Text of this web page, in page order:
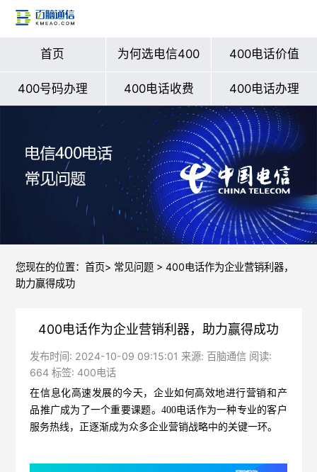
首页 为何选电信400 400电话价值
400号码办理 400电话收费 400电话办理
您现在的位置： 首页> 常见问题> 400电话作为企业营销利器，
助力赢得成功
400电话作为企业营销利器，助力赢得成功
发布时间: 2024-10-09 09:15:01 来源: 百脑通信 阅读:
664 标签: 400电话
在信息化高速发展的今天，企业如何高效地进行营销和产
品推广成为了一个重要课题。 400电话作为一种专业的客户
服务热线，正逐渐成为众多企业营销战略中的关键一环。